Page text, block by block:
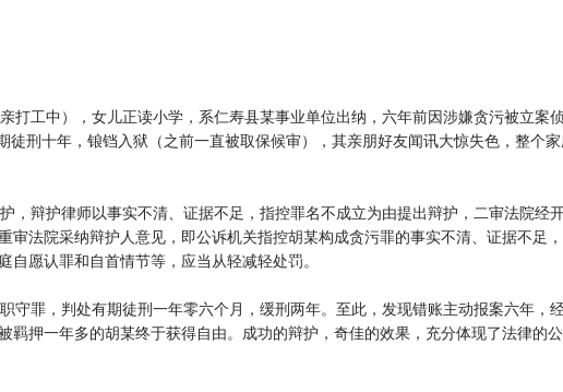
打工中），女儿正读小学，系仁寿县某事业单位出纳，六年前因涉嫌贪污被立案
刑十年，锒铛入狱（之前一直被取保候审），其亲朋好友闻讯大惊失色，整个
辩护律师以事实不清、证据不足，指控罪名不成立为由提出辩护，二审法院经
法院采纳辩护人意见，即公诉机关指控胡某构成贪污罪的事实不清、证据不足
愿认罪和自首情节等，应当从轻减轻处罚。
罪，判处有期徒刑一年零六个月，缓刑两年。至此，发现错账主动报案六年，
羁押一年多的胡某终于获得自由。成功的辩护，奇佳的效果，充分体现了法律的公